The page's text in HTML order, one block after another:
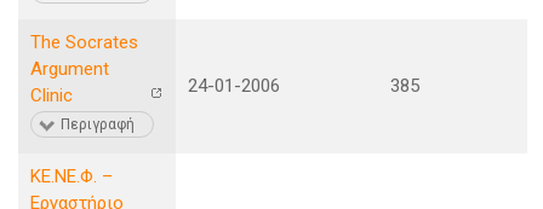
The Socrates
Argument
Clinic
Περιγραφή
24-01-2006 385
ΚΕ.ΝΕ.Φ. –
Εργαστήριο